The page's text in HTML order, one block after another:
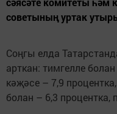
советының уртак
Соңгы елда
арткан: тимгелле
кәҗәсе – 7,9
болан – 6,3 процентка,